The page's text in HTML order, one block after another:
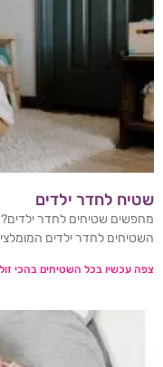
שטיח לחדר ילדים
מחפשים שטיחים לחדר
השטיחים לחדר ילדים המומלצים
צפה עכשיו בכל השטיחים בהכי